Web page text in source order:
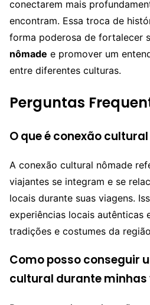
conectarem mais
encontram. Essa troca de
forma poderosa de fortalecer
nômade e promover um
entre diferentes culturas.
Perguntas
O que é conexão
A conexão cultural nômade
viajantes se integram e se
locais durante suas viagens.
experiências locais autênticas
tradições e costumes da
Como posso conseguir
cultural durante minhas